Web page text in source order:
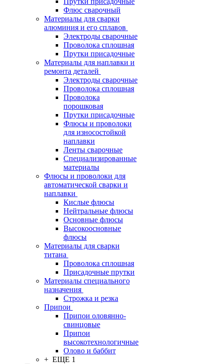
Флюс сварочный
Материалы для сварки
алюминия и его сплавов
Электроды сварочные
Проволока сплошная
Прутки присадочные
Материалы для наплавки и
ремонта деталей
Электроды сварочные
Проволока сплошная
Проволока
порошковая
Прутки присадочные
Флюсы и проволоки
для износостойкой
наплавки
Ленты сварочные
Специализированные
материалы
Флюсы и проволоки для
автоматической сварки и
наплавки
Кислые флюсы
Нейтральные флюсы
Основные флюсы
Высокоосновные
флюсы
Материалы для сварки
титана
Проволока сплошная
Присадочные прутки
Материалы специального
назначения
Строжка и резка
Припои
Припои оловянно-
свинцовые
Припои
высокотехнологичные
Олово и баббит
+ ЕЩЕ 1